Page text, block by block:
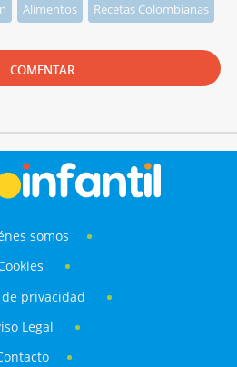
Alimentos Recetas Colombianas
COMENTAR
somos
privacidad
Legal